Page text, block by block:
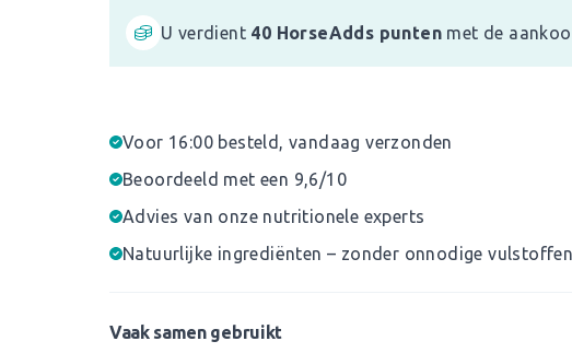
U verdient 40 HorseAdds punten met de
Voor 16:00 besteld, vandaag verzonden
Beoordeeld met een 9,6/10
Advies van onze nutritionele experts
Natuurlijke ingrediënten – zonder onnodige
Vaak samen gebruikt